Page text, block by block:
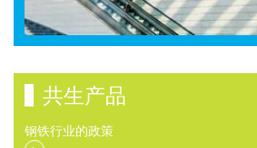
共生产品
钢铁行业的政策